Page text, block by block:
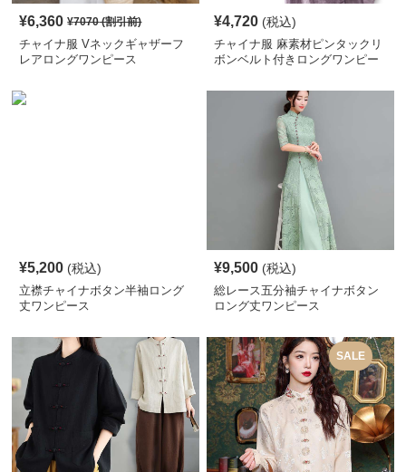
¥6,360 ¥7070(割引前)
チャイナ服 Vネックギャザーフ
レアロングワンピース
¥4,720 (税込)
チャイナ服 麻素材ピンタックリ
ボンベルト付きロングワンピー
¥5,200 (税込)
立襟チャイナボタン半袖ロング
丈ワンピース
¥9,500 (税込)
総レース五分袖チャイナボタン
ロング丈ワンピース
SALE